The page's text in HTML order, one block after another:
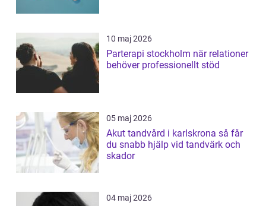
10 maj 2026
Parterapi stockholm när relationer
behöver professionellt stöd
05 maj 2026
Akut tandvård i karlskrona så får
du snabb hjälp vid tandvärk och
skador
04 maj 2026